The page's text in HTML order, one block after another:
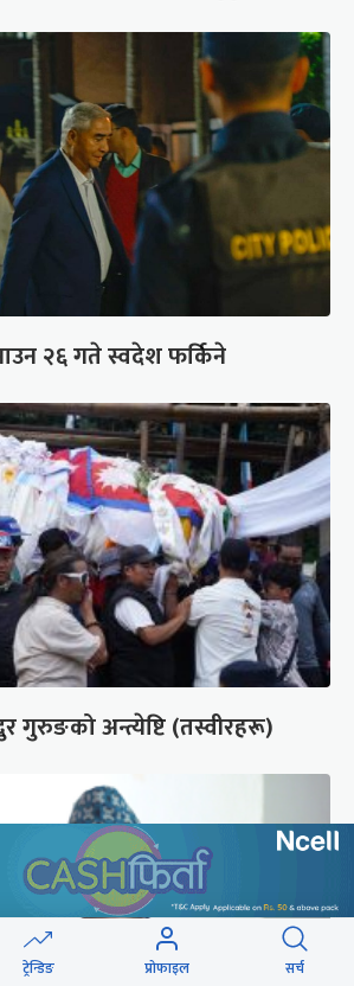
२६ गते स्वदेश फर्किने
गुरुङको अन्त्येष्टि (तस्वीरहरू)
ट्रेन्डिङ प्रोफाइल सर्च